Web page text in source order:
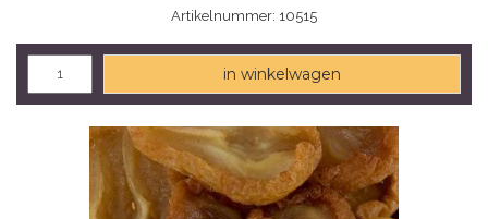
Artikelnummer: 10515
in winkelwagen